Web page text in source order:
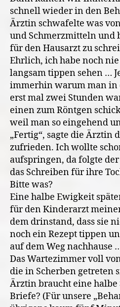
schnell wieder in den
Ärztin schwafelte was
und Schmerzmitteln und
für den Hausarzt zu
Ehrlich, ich habe noch
langsam tippen sehen …
immerhin warum man in
erst mal zwei Stunden
einen zum Röntgen
weil man so eingehend
„Fertig“, sagte die Ärztin
zufrieden. Ich wollte
aufspringen, da folgte
das Schreiben für ihre
Bitte was?
Eine halbe Ewigkeit
für den Kinderarzt
dem drinstand, dass sie
noch ein Rezept tippen
auf dem Weg nachhause
Das Wartezimmer voll
die in Scherben getreten
Ärztin braucht eine
Briefe? (Für unsere